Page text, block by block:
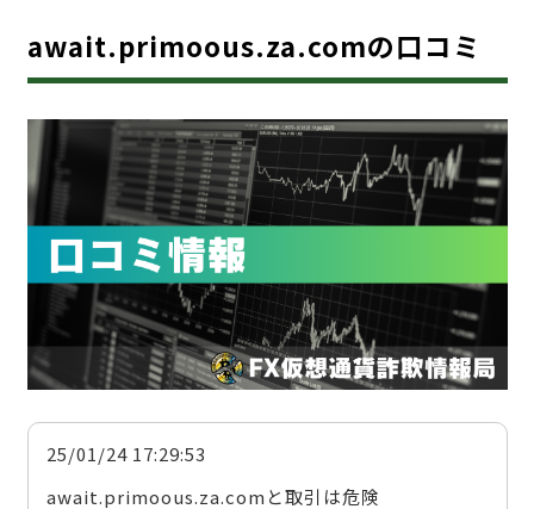
await.primoous.za.comの口コミ
25/01/24 17:29:53
await.primoous.za.comと取引は危険